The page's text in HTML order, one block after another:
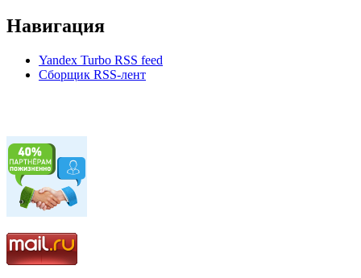
Навигация
Yandex Turbo RSS feed
Сборщик RSS-лент